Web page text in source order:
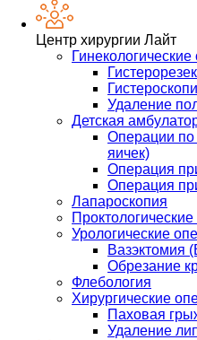
Центр хирургии Лайт
Удаление
Детская
Операции по
яичек)
Операция
Операция
Лапароскопия
Урологические
Вазэктомия
Обрезание
Флебология
Хирургические
Паховая
Удаление